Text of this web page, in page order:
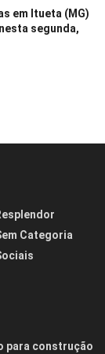
em Itueta (MG)
segunda,
Categoria
para construção